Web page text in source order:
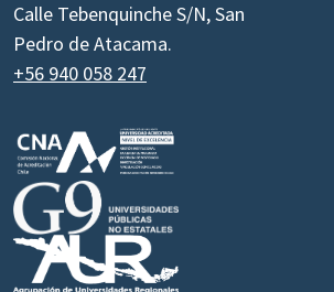
Calle Tebenquinche S/N, San
Pedro de Atacama.
+56 940 058 247